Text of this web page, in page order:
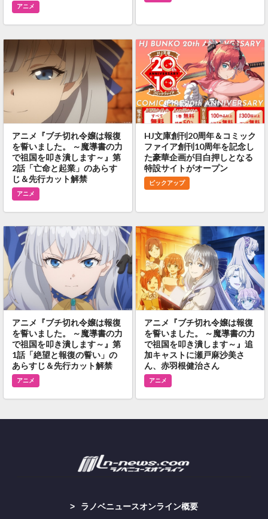
アニメ
アニメ『ブチ切れ令嬢は報復
を誓いました。 ～魔導書の力
で祖国を叩き潰します～』第
2話「亡命と起業」のあらす
じ＆先行カット解禁
アニメ
HJ文庫創刊20周年＆コミック
ファイア創刊10周年を記念し
た豪華企画が目白押しとなる
特設サイトがオープン
ピックアップ
アニメ『ブチ切れ令嬢は報復
を誓いました。 ～魔導書の力
で祖国を叩き潰します～』第
1話「絶望と報復の誓い」の
あらすじ＆先行カット解禁
アニメ
アニメ『ブチ切れ令嬢は報復
を誓いました。 ～魔導書の力
で祖国を叩き潰します～』追
加キャストに瀬戸麻沙美さ
ん、赤羽根健治さん
アニメ
ラノベニュースオンライン概要